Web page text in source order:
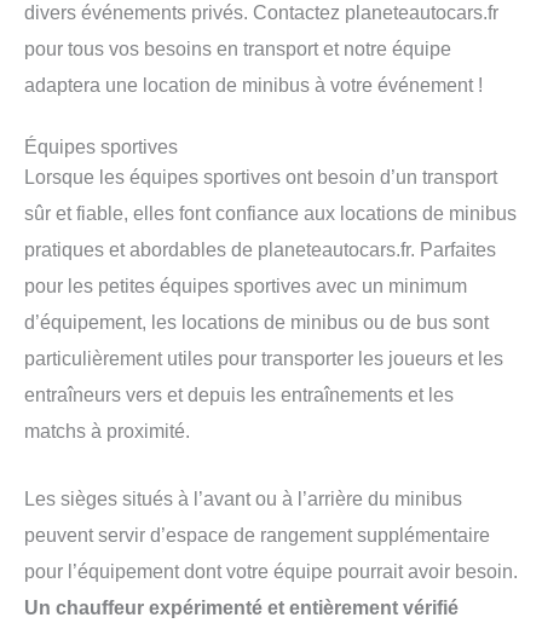
divers événements privés. Contactez planeteautocars.fr
pour tous vos besoins en transport et notre équipe
adaptera une location de minibus à votre événement !
Équipes sportives
Lorsque les équipes sportives ont besoin d’un transport
sûr et fiable, elles font confiance aux locations de minibus
pratiques et abordables de planeteautocars.fr. Parfaites
pour les petites équipes sportives avec un minimum
d’équipement, les locations de minibus ou de bus sont
particulièrement utiles pour transporter les joueurs et les
entraîneurs vers et depuis les entraînements et les
matchs à proximité.
Les sièges situés à l’avant ou à l’arrière du minibus
peuvent servir d’espace de rangement supplémentaire
pour l’équipement dont votre équipe pourrait avoir besoin.
Un chauffeur expérimenté et entièrement vérifié